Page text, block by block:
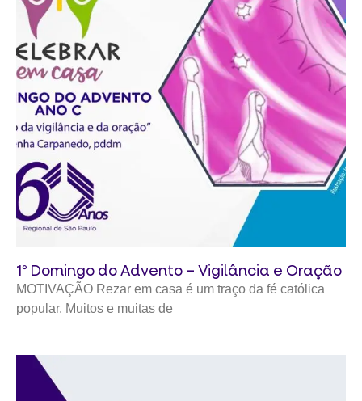
1º Domingo do Advento – Vigilância e Oração
MOTIVAÇÃO Rezar em casa é um traço da fé católica
popular. Muitos e muitas de